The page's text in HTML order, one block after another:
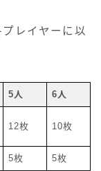
レイヤーに以
5人 6人
12枚 10枚
5枚 5枚